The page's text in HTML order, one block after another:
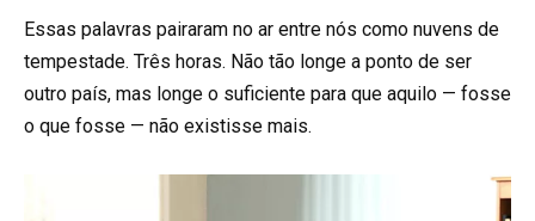
Essas palavras pairaram no ar entre nós como nuvens de
tempestade. Três horas. Não tão longe a ponto de ser
outro país, mas longe o suficiente para que aquilo — fosse
o que fosse — não existisse mais.